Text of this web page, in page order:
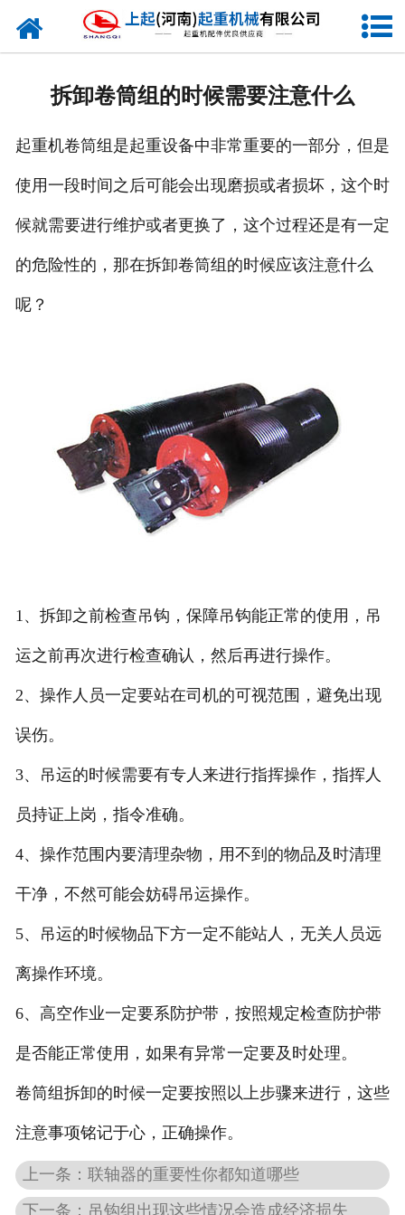
网站首页
资质证书
拆卸卷筒组的时候需要注意什么
起重机卷筒组是起重设备中非常重要的一部分，但是
使用一段时间之后可能会出现磨损或者损坏，这个时
候就需要进行维护或者更换了，这个过程还是有一定
的危险性的，那在拆卸卷筒组的时候应该注意什么
呢？
1、拆卸之前检查吊钩，保障吊钩能正常的使用，吊
运之前再次进行检查确认，然后再进行操作。
2、操作人员一定要站在司机的可视范围，避免出现
误伤。
3、吊运的时候需要有专人来进行指挥操作，指挥人
员持证上岗，指令准确。
4、操作范围内要清理杂物，用不到的物品及时清理
干净，不然可能会妨碍吊运操作。
5、吊运的时候物品下方一定不能站人，无关人员远
离操作环境。
6、高空作业一定要系防护带，按照规定检查防护带
是否能正常使用，如果有异常一定要及时处理。
卷筒组拆卸的时候一定要按照以上步骤来进行，这些
注意事项铭记于心，正确操作。
上一条：联轴器的重要性你都知道哪些
下一条：吊钩组出现这些情况会造成经济损失